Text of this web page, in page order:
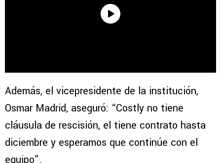
Además, el vicepresidente de la institución,
Osmar Madrid, aseguró: “Costly no tiene
cláusula de rescisión, el tiene contrato hasta
diciembre y esperamos que continúe con el
equipo”.